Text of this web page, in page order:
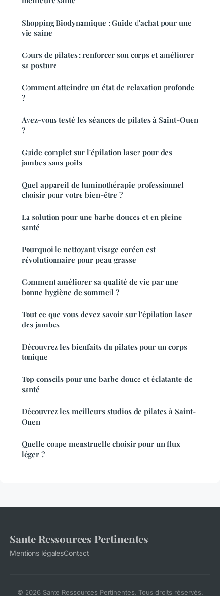
Shopping Biodynamique : Guide d'achat pour une
vie saine
Cours de pilates : renforcer son corps et améliorer
sa posture
Comment atteindre un état de relaxation profonde
?
Avez-vous testé les séances de pilates à Saint-Ouen
?
Guide complet sur l'épilation laser pour des
jambes sans poils
Quel appareil de luminothérapie professionnel
choisir pour votre bien-être ?
La solution pour une barbe douces et en pleine
santé
Pourquoi le nettoyant visage coréen est
révolutionnaire pour peau grasse
Comment améliorer sa qualité de vie par une
bonne hygiène de sommeil ?
Tout ce que vous devez savoir sur l'épilation laser
des jambes
Découvrez les bienfaits du pilates pour un corps
tonique
Top conseils pour une barbe douce et éclatante de
santé
Découvrez les meilleurs studios de pilates à Saint-
Ouen
Quelle coupe menstruelle choisir pour un flux
léger ?
Sante Ressources Pertinentes
Mentions légalesContact
© 2026 Sante Ressources Pertinentes. Tous droits réservés.